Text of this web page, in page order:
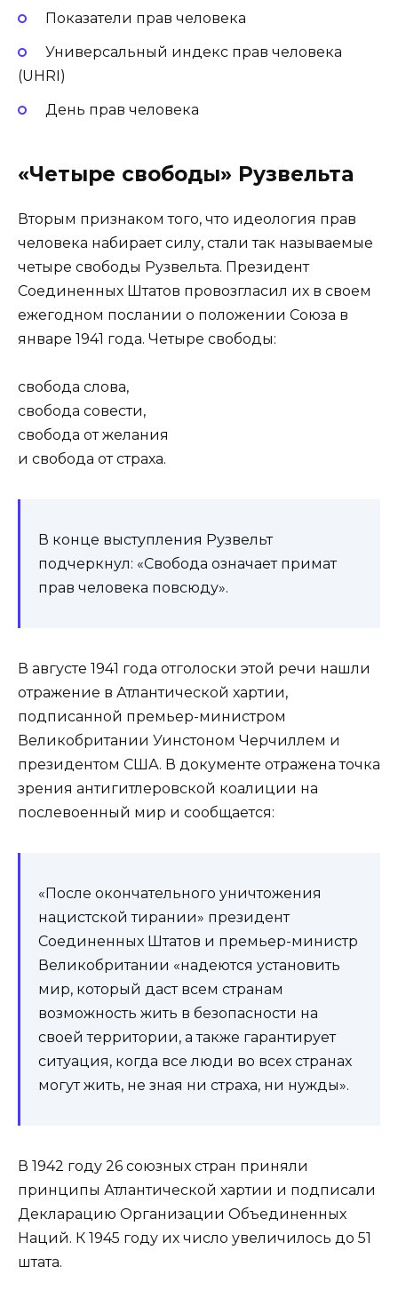
Показатели прав человека
Универсальный индекс прав человека
(UHRI)
День прав человека
«Четыре свободы» Рузвельта
Вторым признаком того, что идеология прав
человека набирает силу, стали так называемые
четыре свободы Рузвельта. Президент
Соединенных Штатов провозгласил их в своем
ежегодном послании о положении Союза в
январе 1941 года. Четыре свободы:
свобода слова,
свобода совести,
свобода от желания
и свобода от страха.
В конце выступления Рузвельт
подчеркнул: «Свобода означает примат
прав человека повсюду».
В августе 1941 года отголоски этой речи нашли
отражение в Атлантической хартии,
подписанной премьер-министром
Великобритании Уинстоном Черчиллем и
президентом США. В документе отражена точка
зрения антигитлеровской коалиции на
послевоенный мир и сообщается:
«После окончательного уничтожения
нацистской тирании» президент
Соединенных Штатов и премьер-министр
Великобритании «надеются установить
мир, который даст всем странам
возможность жить в безопасности на
своей территории, а также гарантирует
ситуация, когда все люди во всех странах
могут жить, не зная ни страха, ни нужды».
В 1942 году 26 союзных стран приняли
принципы Атлантической хартии и подписали
Декларацию Организации Объединенных
Наций. К 1945 году их число увеличилось до 51
штата.